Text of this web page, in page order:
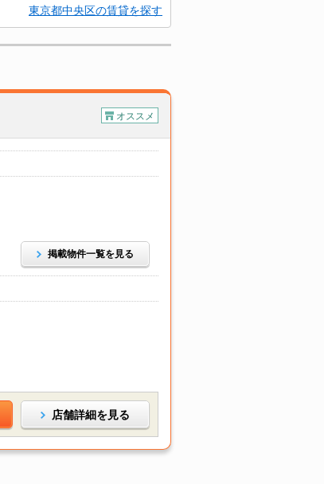
東京都中央区の賃貸を探す
オススメ
掲載物件一覧を見る
店舗詳細を見る